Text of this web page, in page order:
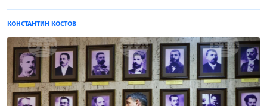
КОНСТАНТИН КОСТОВ